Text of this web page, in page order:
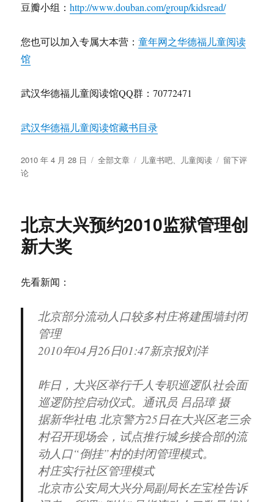
豆瓣小组：http://www.douban.com/group/kidsread/
您也可以加入专属大本营：童年网之华德福儿童阅读
馆
武汉华德福儿童阅读馆QQ群：70772471
武汉华德福儿童阅读馆藏书目录
发
布
2010 年 4 月 28 日
分
全部文章
标
儿童书吧、 儿童阅读
于
福
儿
一
留下评
论
北京大兴预约2010监狱管理创
新大奖
先看新闻：
北京部分流动人口较多村庄将建围墙封闭
管理
2010年04月26日01:47新京报刘洋
昨日，大兴区举行千人专职巡逻队社会面
巡逻防控启动仪式。通讯员 吕品璋 摄
据新华社电 北京警方25日在大兴区老三余
村召开现场会，试点推行城乡接合部的流
动人口“倒挂”村的封闭管理模式。
村庄实行社区管理模式
北京市公安局大兴分局副局长左宝栓告诉